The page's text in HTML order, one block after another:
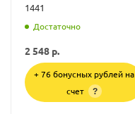
1441
Достаточно
2 548 р.
+ 76 бонусных рублей на
счет
?